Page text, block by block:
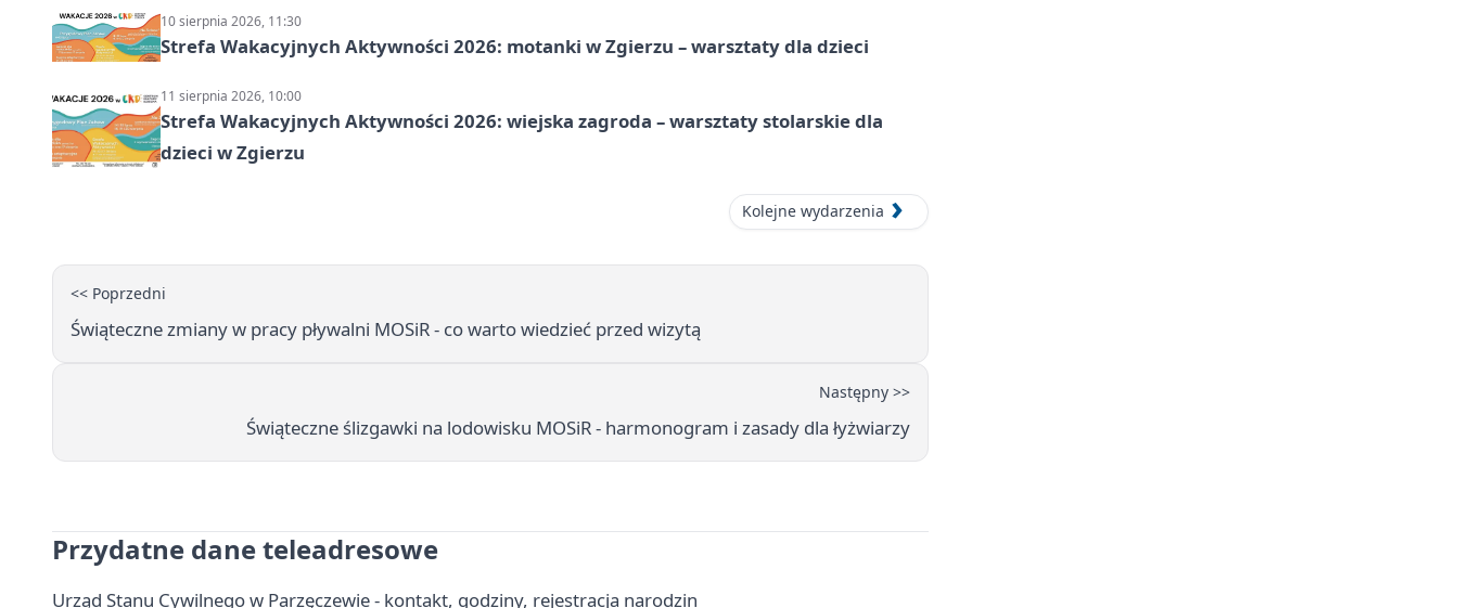
10 sierpnia 2026, 11:30
Strefa Wakacyjnych Aktywności 2026: motanki w Zgierzu – warsztaty dla dzieci
11 sierpnia 2026, 10:00
Strefa Wakacyjnych Aktywności 2026: wiejska zagroda – warsztaty stolarskie dla
dzieci w Zgierzu
Kolejne wydarzenia
<< Poprzedni
Świąteczne zmiany w pracy pływalni MOSiR - co warto wiedzieć przed wizytą
Następny >>
Świąteczne ślizgawki na lodowisku MOSiR - harmonogram i zasady dla łyżwiarzy
Przydatne dane teleadresowe
Urząd Stanu Cywilnego w Parzęczewie - kontakt, godziny, rejestracja narodzin